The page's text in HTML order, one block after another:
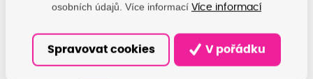
Dáme vám odpovědi, pomůžeme najít nejvhodnější řešení.
osobních údajů. Více informací Více informací
Spravovat cookies V pořádku